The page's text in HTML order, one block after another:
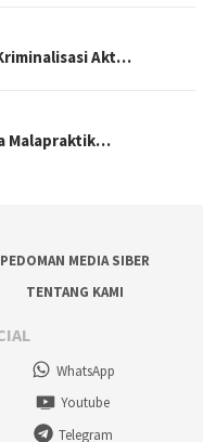
Akt…
Malapraktik…
PEDOMAN MEDIA SIBER
TENTANG KAMI
WhatsApp
Youtube
Telegram